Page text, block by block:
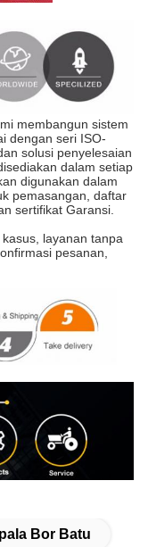
membangun sistem
dengan seri ISO-
solusi penyelesaian
dalam setiap
digunakan dalam
pemasangan, daftar
sertifikat Garansi.
layanan tanpa
pesanan,
Bor Batu